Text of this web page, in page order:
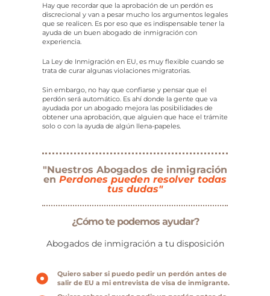
Hay que recordar que la aprobación de un perdón es
discrecional y van a pesar mucho los argumentos legales
que se realicen. Es por eso que es indispensable tener la
ayuda de un buen abogado de inmigración con
experiencia.
La Ley de Inmigración en EU, es muy flexible cuando se
trata de curar algunas violaciones migratorias.
Sin embargo, no hay que confiarse y pensar que el
perdón será automático. Es ahí donde la gente que va
ayudada por un abogado mejora las posibilidades de
obtener una aprobación, que alguien que hace el trámite
solo o con la ayuda de algún llena-papeles.
"Nuestros Abogados de inmigración
enPerdones pueden resolver todas
tus dudas"
¿Cómo te podemos ayudar?
Abogados de inmigración a tu disposición
Quiero saber si puedo pedir un perdón antes de
salir de EU a mi entrevista de visa de inmigrante.